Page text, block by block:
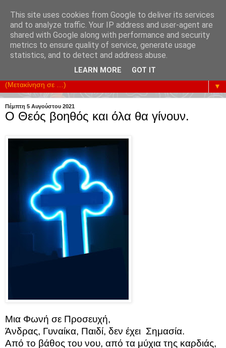
Υπηρετούμε την Επικοινωνία της Κοινωνίας. Ενισχύουμε
κάθε Προσπάθεια Οικονομικής Ανάπτυξης.
▼
Πέμπτη 5 Αυγούστου 2021
Ο Θεός βοηθός και όλα θα γίνουν.
Μια Φωνή σε Προσευχή,
Άνδρας, Γυναίκα, Παιδί, δεν έχει Σημασία.
Από το βάθος του νου, από τα μύχια της καρδιάς,
This site uses cookies from Google to deliver its services
and to analyze traffic. Your IP address and user-agent are
shared with Google along with performance and security
metrics to ensure quality of service, generate usage
statistics, and to detect and address abuse.
LEARN MORE GOT IT